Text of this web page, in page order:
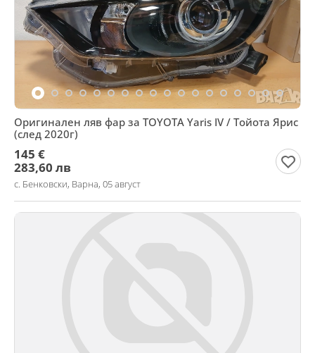
Оригинален ляв фар за TOYOTA Yaris IV / Тойота Ярис
(след 2020г)
145 €
283,60 лв
с. Бенковски, Варна, 05 август